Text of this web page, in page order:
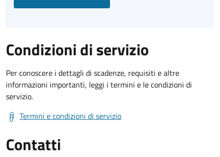
Condizioni di servizio
Per conoscere i dettagli di scadenze, requisiti e altre
informazioni importanti, leggi i termini e le condizioni di
servizio.
Termini e condizioni di servizio
Contatti